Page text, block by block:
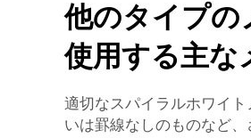
他のタイプの
使用する主な
適切なスパイラルホワイ
いは罫線なしのものなど